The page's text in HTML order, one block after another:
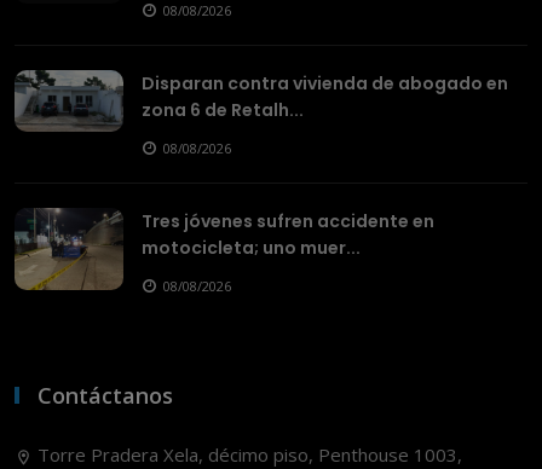
08/08/2026
Disparan contra vivienda de abogado en
zona 6 de Retalh...
08/08/2026
Tres jóvenes sufren accidente en
motocicleta; uno muer...
08/08/2026
Contáctanos
Torre Pradera Xela, décimo piso, Penthouse 1003,